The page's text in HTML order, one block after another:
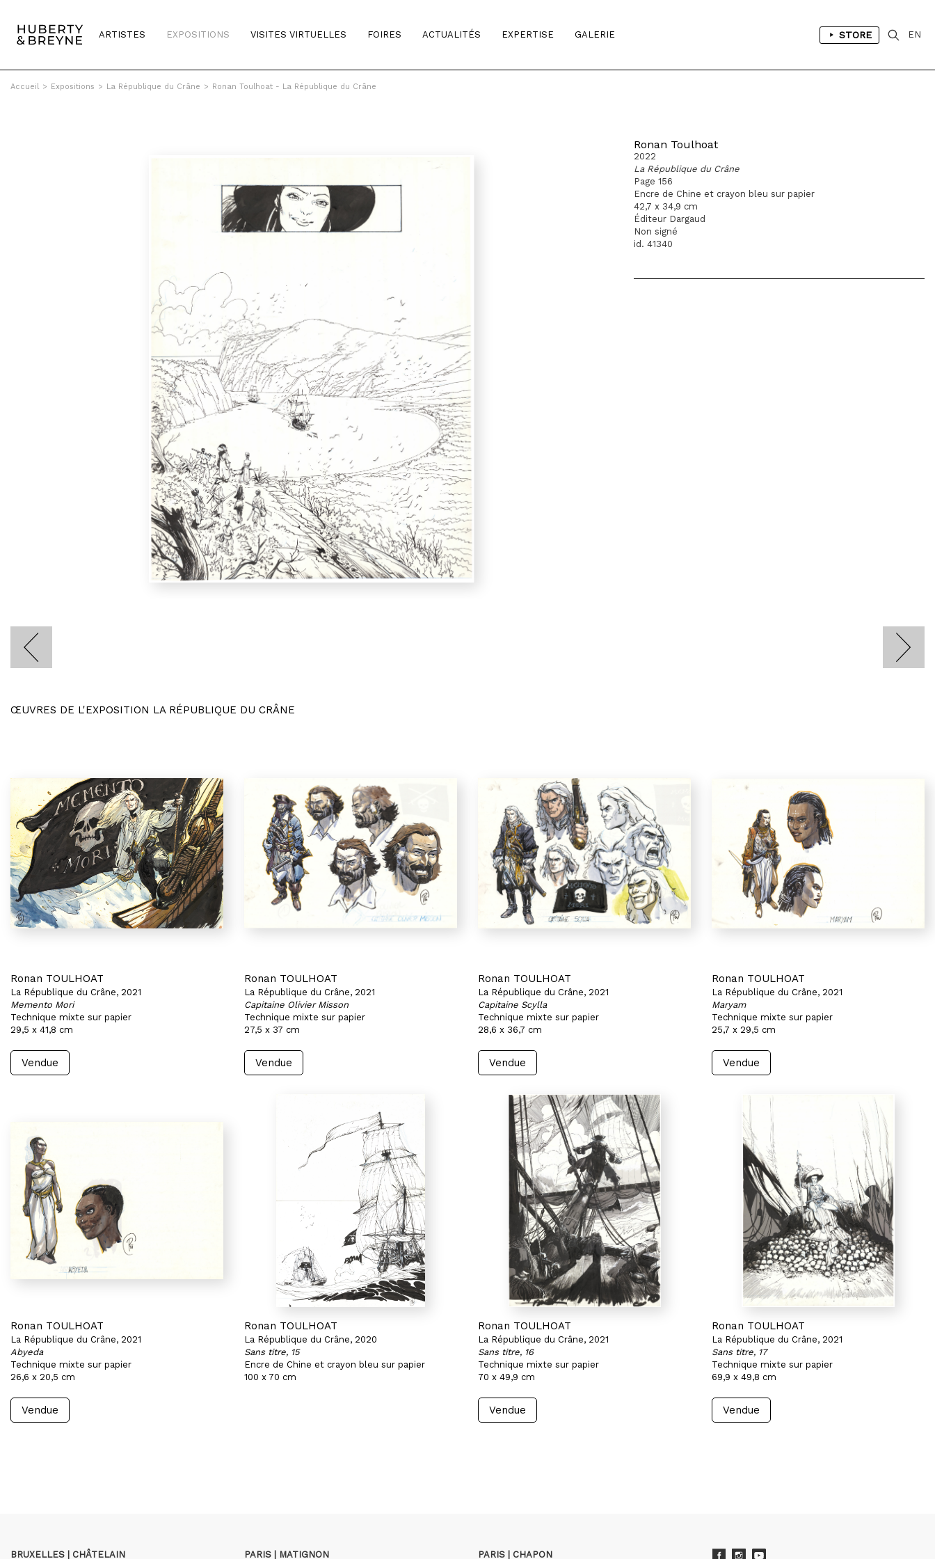
ARTISTES EXPOSITIONS VISITES VIRTUELLES FOIRES ACTUALITÉS EXPERTISE GALERIE STORE EN
Accueil > Expositions > La République du Crâne > Ronan Toulhoat - La République du Crâne
Ronan Toulhoat
2022
La République du Crâne
Page 156
Encre de Chine et crayon bleu sur papier
42,7 x 34,9 cm
Éditeur Dargaud
Non signé
id. 41340
ŒUVRES DE L'EXPOSITION LA RÉPUBLIQUE DU CRÂNE
Ronan TOULHOAT
La République du Crâne, 2021
Memento Mori
Technique mixte sur papier
29,5 x 41,8 cm
Vendue
Ronan TOULHOAT
La République du Crâne, 2021
Capitaine Olivier Misson
Technique mixte sur papier
27,5 x 37 cm
Vendue
Ronan TOULHOAT
La République du Crâne, 2021
Capitaine Scylla
Technique mixte sur papier
28,6 x 36,7 cm
Vendue
Ronan TOULHOAT
La République du Crâne, 2021
Maryam
Technique mixte sur papier
25,7 x 29,5 cm
Vendue
Ronan TOULHOAT
La République du Crâne, 2021
Abyeda
Technique mixte sur papier
26,6 x 20,5 cm
Vendue
Ronan TOULHOAT
La République du Crâne, 2020
Sans titre, 15
Encre de Chine et crayon bleu sur papier
100 x 70 cm
Ronan TOULHOAT
La République du Crâne, 2021
Sans titre, 16
Technique mixte sur papier
70 x 49,9 cm
Vendue
Ronan TOULHOAT
La République du Crâne, 2021
Sans titre, 17
Technique mixte sur papier
69,9 x 49,8 cm
Vendue
BRUXELLES | CHÂTELAIN PARIS | MATIGNON PARIS | CHAPON